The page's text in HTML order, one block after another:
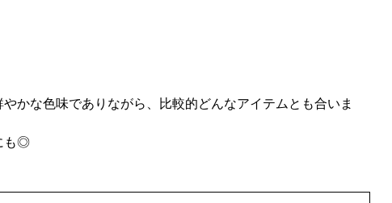
やかな色味でありながら、比較的どんなアイテムとも合いま
も◎